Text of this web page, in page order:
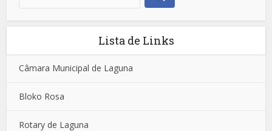
Lista de Links
Câmara Municipal de Laguna
Bloko Rosa
Rotary de Laguna